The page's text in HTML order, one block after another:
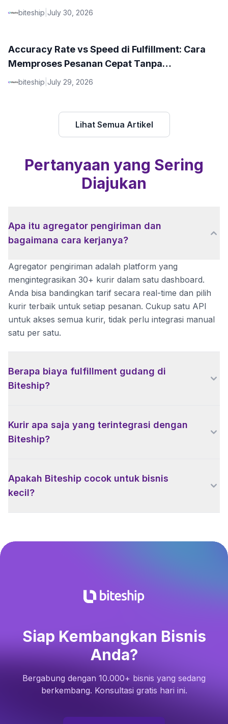
biteship July 30, 2026
Accuracy Rate vs Speed di Fulfillment: Cara
Memproses Pesanan Cepat Tanpa
Mengorbankan Kualitas
biteship July 29, 2026
Lihat Semua Artikel
Pertanyaan yang Sering
Diajukan
Apa itu agregator pengiriman dan
bagaimana cara kerjanya?
Agregator pengiriman adalah platform yang
mengintegrasikan 30+ kurir dalam satu dashboard.
Anda bisa bandingkan tarif secara real-time dan pilih
kurir terbaik untuk setiap pesanan. Cukup satu API
untuk akses semua kurir, tidak perlu integrasi manual
satu per satu.
Berapa biaya fulfillment gudang di
Biteship?
Kurir apa saja yang terintegrasi dengan
Biteship?
Apakah Biteship cocok untuk bisnis
kecil?
Siap Kembangkan Bisnis
Anda?
Bergabung dengan 10.000+ bisnis yang sedang
berkembang. Konsultasi gratis hari ini.